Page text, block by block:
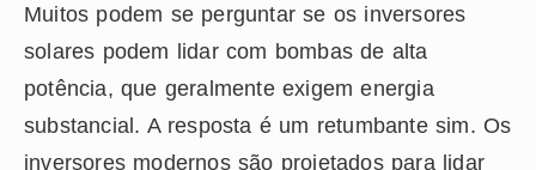
Muitos podem se perguntar se os inversores
solares podem lidar com bombas de alta
potência, que geralmente exigem energia
substancial. A resposta é um retumbante sim. Os
inversores modernos são projetados para lidar